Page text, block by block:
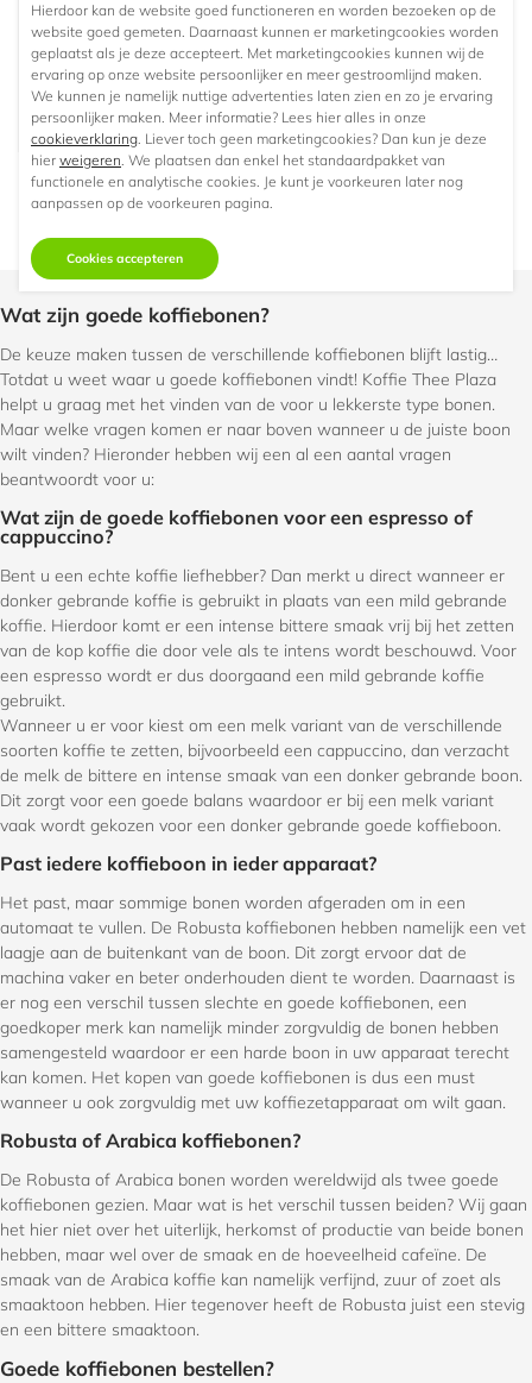
Vanaf €14,96
Niet op voorraad
Vorige 1 2 3
Wat zijn goede koffiebonen?
De keuze maken tussen de verschillende koffiebonen blijft lastig…
Totdat u weet waar u goede koffiebonen vindt! Koffie Thee Plaza
helpt u graag met het vinden van de voor u lekkerste type bonen.
Maar welke vragen komen er naar boven wanneer u de juiste boon
wilt vinden? Hieronder hebben wij een al een aantal vragen
beantwoordt voor u:
Wat zijn de goede koffiebonen voor een espresso of
cappuccino?
Bent u een echte koffie liefhebber? Dan merkt u direct wanneer er
donker gebrande koffie is gebruikt in plaats van een mild gebrande
koffie. Hierdoor komt er een intense bittere smaak vrij bij het zetten
van de kop koffie die door vele als te intens wordt beschouwd. Voor
een espresso wordt er dus doorgaand een mild gebrande koffie
gebruikt.
Wanneer u er voor kiest om een melk variant van de verschillende
soorten koffie te zetten, bijvoorbeeld een cappuccino, dan verzacht
de melk de bittere en intense smaak van een donker gebrande boon.
Dit zorgt voor een goede balans waardoor er bij een melk variant
vaak wordt gekozen voor een donker gebrande goede koffieboon.
Past iedere koffieboon in ieder apparaat?
Het past, maar sommige bonen worden afgeraden om in een
automaat te vullen. De Robusta koffiebonen hebben namelijk een vet
laagje aan de buitenkant van de boon. Dit zorgt ervoor dat de
machina vaker en beter onderhouden dient te worden. Daarnaast is
er nog een verschil tussen slechte en goede koffiebonen, een
goedkoper merk kan namelijk minder zorgvuldig de bonen hebben
samengesteld waardoor er een harde boon in uw apparaat terecht
kan komen. Het kopen van goede koffiebonen is dus een must
wanneer u ook zorgvuldig met uw koffiezetapparaat om wilt gaan.
Robusta of Arabica koffiebonen?
De Robusta of Arabica bonen worden wereldwijd als twee goede
koffiebonen gezien. Maar wat is het verschil tussen beiden? Wij gaan
het hier niet over het uiterlijk, herkomst of productie van beide bonen
hebben, maar wel over de smaak en de hoeveelheid cafeïne. De
smaak van de Arabica koffie kan namelijk verfijnd, zuur of zoet als
smaaktoon hebben. Hier tegenover heeft de Robusta juist een stevig
en een bittere smaaktoon.
Goede koffiebonen bestellen?
Hierdoor kan de website goed functioneren en worden bezoeken op de
website goed gemeten. Daarnaast kunnen er marketingcookies worden
geplaatst als je deze accepteert. Met marketingcookies kunnen wij de
ervaring op onze website persoonlijker en meer gestroomlijnd maken.
We kunnen je namelijk nuttige advertenties laten zien en zo je ervaring
persoonlijker maken. Meer informatie? Lees hier alles in onze
cookieverklaring . Liever toch geen marketingcookies? Dan kun je deze
hier weigeren . We plaatsen dan enkel het standaardpakket van
functionele en analytische cookies. Je kunt je voorkeuren later nog
aanpassen op de voorkeuren pagina.
Cookies accepteren